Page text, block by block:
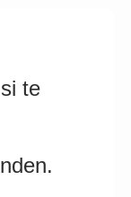
te